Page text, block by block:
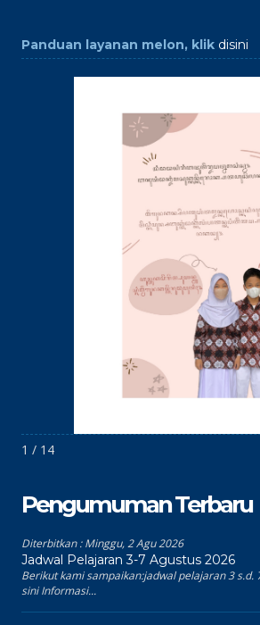
Panduan layanan melon, klik disini
1 / 14
Pengumuman Terbaru
Diterbitkan :Minggu, 2 Agu 2026
Jadwal Pelajaran 3-7 Agustus 2026
Berikut kami sampaikan:jadwal pelajaran 3 s.d.
sini Informasi...